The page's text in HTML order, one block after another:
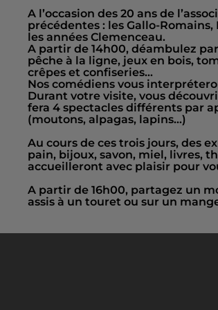
A l’occasion des 20 ans de
précédentes : les Gallo-
les années Clemenceau.
A partir de 14h00, déambulez
pêche à la ligne, jeux en bois,
crêpes et confiseries…
Nos comédiens vous
Durant votre visite, vous
fera 4 spectacles différents par
(moutons, alpagas, lapins…)
Au cours de ces trois jours, des
pain, bijoux, savon, miel, livres,
accueilleront avec plaisir pour
A partir de 16h00, partagez un
assis à un touret ou sur un